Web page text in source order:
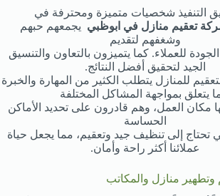
التنفيذ شخصيات متميزة ومحترفة في
تعقيم منازل في ابوظبي يجمعهم حبهم
وشغفهم لتقديم
للعملاء. كما يتميزون بالتعاون والتنسيق
الجيد لتحقيق أفضل النتائج.
للمنازل يتطلب الكثير من المهارة والخبرة
يتعلق بمواجهة المشاكل المختلفة
مكان العمل، وهم قادرون على تحديد الأماكن
الحساسة
تحتاج إلى تنظيف جيد وتعقيم، مما يجعل حياة
عملائنا أكثر راحة وأمان.
منازل والمكاتب